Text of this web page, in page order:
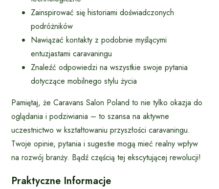
Zainspirować się historiami doświadczonych
podróżników
Nawiązać kontakty z podobnie myślącymi
entuzjastami caravaningu
Znaleźć odpowiedzi na wszystkie swoje pytania
dotyczące mobilnego stylu życia
Pamiętaj, że Caravans Salon Poland to nie tylko okazja do
oglądania i podziwiania – to szansa na aktywne
uczestnictwo w kształtowaniu przyszłości caravaningu.
Twoje opinie, pytania i sugestie mogą mieć realny wpływ
na rozwój branży. Bądź częścią tej ekscytującej rewolucji!
Praktyczne Informacje